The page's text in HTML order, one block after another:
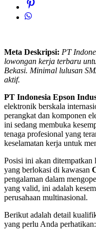
Meta Deskripsi: PT
lowongan kerja terbaru
Bekasi. Minimal lulusan
aktif.
PT Indonesia Epson
elektronik berskala
perangkat dan komponen
ini sedang membuka
tenaga profesional yang
keselamatan kerja untuk
Posisi ini akan
yang berlokasi di kawasan
pengalaman dalam
yang valid, ini adalah
perusahaan multinasional.
Berikut adalah detail
yang perlu Anda perhatikan: